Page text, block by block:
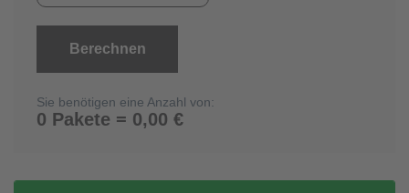
Berechnen
Sie benötigen eine Anzahl von:
0 Pakete = 0,00 €